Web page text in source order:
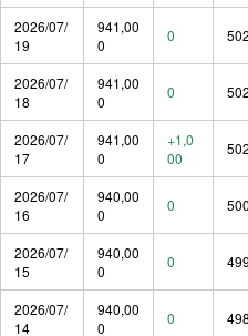
2026/07/
19
941,00
0
0 502
2026/07/
18
941,00
0
0 502
2026/07/
17
941,00
0
+1,0
00
502
2026/07/
16
940,00
0
0 500
2026/07/
15
940,00
0
0 499
2026/07/
14
940,00
0
0 498